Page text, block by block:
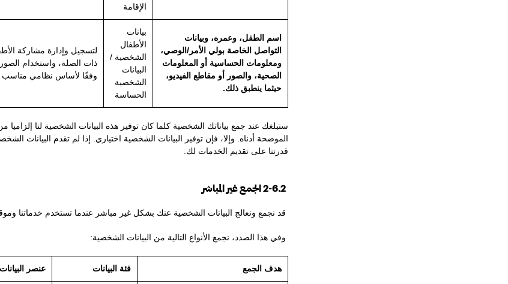
الإقامة
اسم الطفل، وعمره، وبيانات
التواصل الخاصة بولي الأمر/الوصي،
ومعلومات الحساسية أو المعلومات
الصحية، والصور أو مقاطع الفيديو،
حيثما ينطبق ذلك.
بيانات
الأطفال
الشخصية /
البيانات
الشخصية
الحساسة
لتسجيل وإدارة مشاركة
ذات الصلة، واستخدام الصور
وفقًا لأساس نظامي مناسب
سنبلغك عند جمع بياناتك الشخصية كلما كان توفير هذه البيانات الشخصية لنا
الموضحة أدناه. وإلا، فإن توفير البيانات الشخصية اختياري. إذا لم تقدم البيانات
قدرتنا على تقديم الخدمات لك.
2-6.2 الجمع غير المباشر
قد نجمع ونعالج البيانات الشخصية عنك بشكل غير مباشر عندما تستخدم خدماتنا
وفي هذا الصدد، نجمع الأنواع التالية من البيانات الشخصية:
هدف الجمع فئة البيانات عنصر البيانات